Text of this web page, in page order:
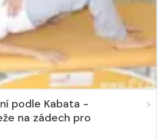
podle Kabata -
na zádech pro